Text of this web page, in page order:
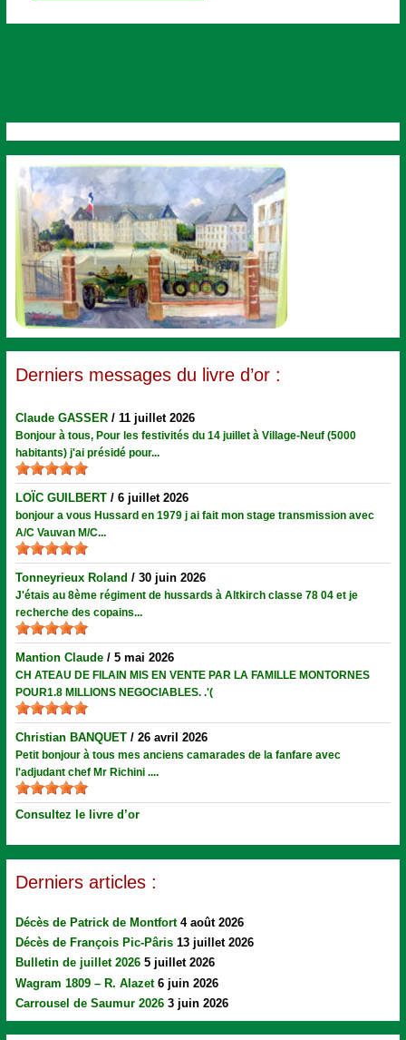
Derniers messages du livre d’or :
Claude GASSER /11 juillet 2026
Bonjour à tous, Pour les festivités du 14 juillet à Village-Neuf (5000
habitants) j'ai présidé pour...
LOÏC GUILBERT /6 juillet 2026
bonjour a vous Hussard en 1979 j ai fait mon stage transmission avec
A/C Vauvan M/C...
Tonneyrieux Roland /30 juin 2026
J'étais au 8ème régiment de hussards à Altkirch classe 78 04 et je
recherche des copains...
Mantion Claude /5 mai 2026
CH ATEAU DE FILAIN MIS EN VENTE PAR LA FAMILLE MONTORNES
POUR1.8 MILLIONS NEGOCIABLES. .'(
Christian BANQUET /26 avril 2026
Petit bonjour à tous mes anciens camarades de la fanfare avec
l'adjudant chef Mr Richini ....
Consultez le livre d’or
Derniers articles :
Décès de Patrick de Montfort 4 août 2026
Décès de François Pic-Pâris 13 juillet 2026
Bulletin de juillet 2026 5 juillet 2026
Wagram 1809 – R. Alazet 6 juin 2026
Carrousel de Saumur 2026 3 juin 2026